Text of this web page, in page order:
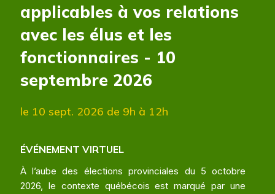
applicables à vos relations
avec les élus et les
fonctionnaires - 10
septembre 2026
le 10 sept. 2026 de 9h à 12h
ÉVÉNEMENT VIRTUEL
À l’aube des élections provinciales du 5 octobre
2026, le contexte québécois est marqué par une